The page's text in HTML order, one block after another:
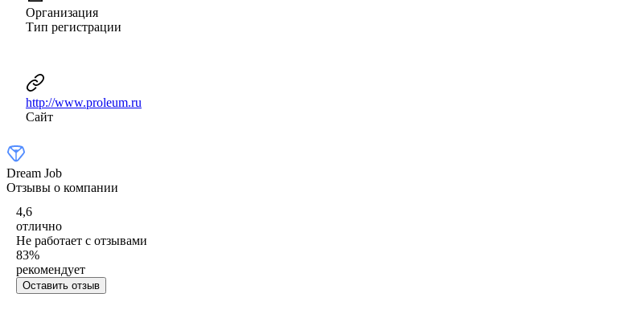
Организация
Тип регистрации
http://www.proleum.ru
Сайт
Dream Job
Отзывы о компании
4,6
отлично
Не работает с отзывами
83%
рекомендует
Оставить отзыв